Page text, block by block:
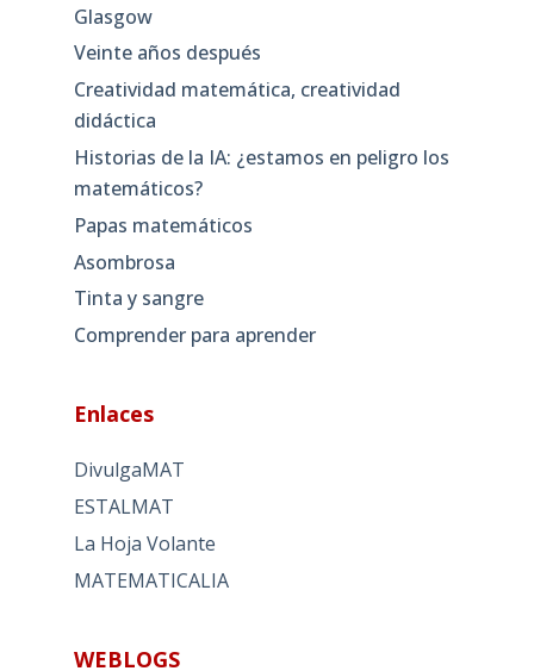
Glasgow
Veinte años después
Creatividad matemática, creatividad
didáctica
Historias de la IA: ¿estamos en peligro los
matemáticos?
Papas matemáticos
Asombrosa
Tinta y sangre
Comprender para aprender
Enlaces
DivulgaMAT
ESTALMAT
La Hoja Volante
MATEMATICALIA
WEBLOGS